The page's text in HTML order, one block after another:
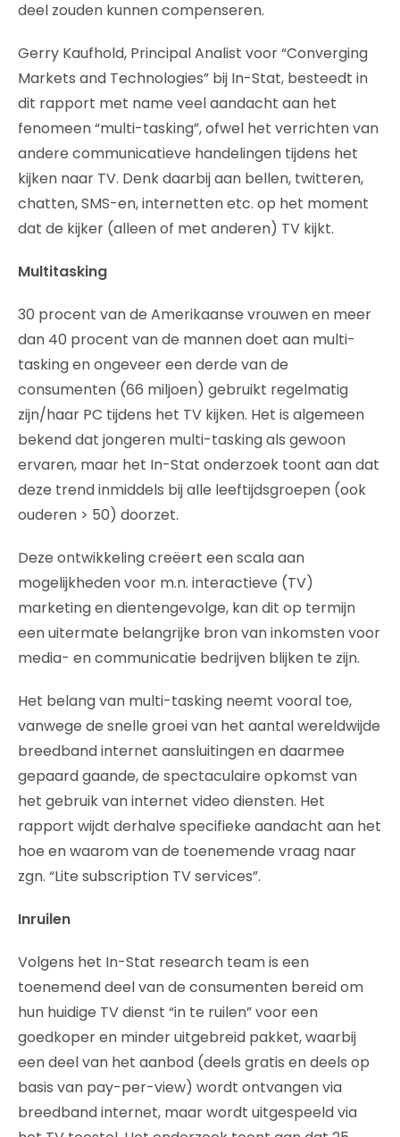
deel zouden kunnen compenseren.
Gerry Kaufhold, Principal Analist voor “Converging
Markets and Technologies” bij In-Stat, besteedt in
dit rapport met name veel aandacht aan het
fenomeen “multi-tasking”, ofwel het verrichten van
andere communicatieve handelingen tijdens het
kijken naar TV. Denk daarbij aan bellen, twitteren,
chatten, SMS-en, internetten etc. op het moment
dat de kijker (alleen of met anderen) TV kijkt.
Multitasking
30 procent van de Amerikaanse vrouwen en meer
dan 40 procent van de mannen doet aan multi-
tasking en ongeveer een derde van de
consumenten (66 miljoen) gebruikt regelmatig
zijn/haar PC tijdens het TV kijken. Het is algemeen
bekend dat jongeren multi-tasking als gewoon
ervaren, maar het In-Stat onderzoek toont aan dat
deze trend inmiddels bij alle leeftijdsgroepen (ook
ouderen > 50) doorzet.
Deze ontwikkeling creëert een scala aan
mogelijkheden voor m.n. interactieve (TV)
marketing en dientengevolge, kan dit op termijn
een uitermate belangrijke bron van inkomsten voor
media- en communicatie bedrijven blijken te zijn.
Het belang van multi-tasking neemt vooral toe,
vanwege de snelle groei van het aantal wereldwijde
breedband internet aansluitingen en daarmee
gepaard gaande, de spectaculaire opkomst van
het gebruik van internet video diensten. Het
rapport wijdt derhalve specifieke aandacht aan het
hoe en waarom van de toenemende vraag naar
zgn. “Lite subscription TV services”.
Inruilen
Volgens het In-Stat research team is een
toenemend deel van de consumenten bereid om
hun huidige TV dienst “in te ruilen” voor een
goedkoper en minder uitgebreid pakket, waarbij
een deel van het aanbod (deels gratis en deels op
basis van pay-per-view) wordt ontvangen via
breedband internet, maar wordt uitgespeeld via